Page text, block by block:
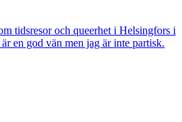
tidsresor och queerhet i Helsingfors i
en god vän men jag är inte partisk.